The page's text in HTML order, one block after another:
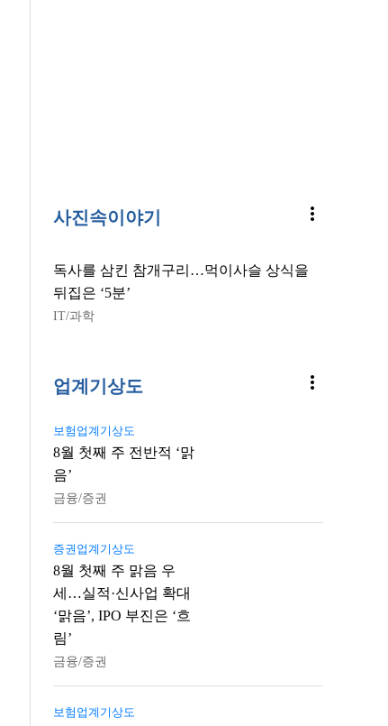
사진속이야기 more_vert
독사를 삼킨 참개구리…먹이사슬 상식을
뒤집은 ‘5분’
IT/과학
업계기상도 more_vert
보험업계기상도
8월 첫째 주 전반적 ‘맑
음’
금융/증권
증권업계기상도
8월 첫째 주 맑음 우
세…실적·신사업 확대
‘맑음’, IPO 부진은 ‘흐
림’
금융/증권
보험업계기상도